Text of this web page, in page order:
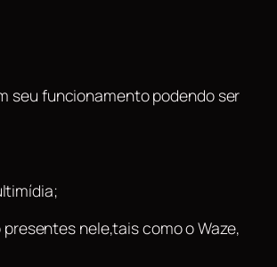
seu funcionamento podendo ser
nele,tais como o Waze,